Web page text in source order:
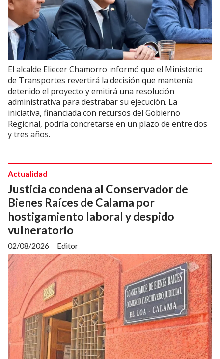
El alcalde Eliecer Chamorro informó que el Ministerio
de Transportes revertirá la decisión que mantenía
detenido el proyecto y emitirá una resolución
administrativa para destrabar su ejecución. La
iniciativa, financiada con recursos del Gobierno
Regional, podría concretarse en un plazo de entre dos
y tres años.
Justicia condena al Conservador de
Bienes Raíces de Calama por
hostigamiento laboral y despido
vulneratorio
Editor
Actualidad
02/08/2026